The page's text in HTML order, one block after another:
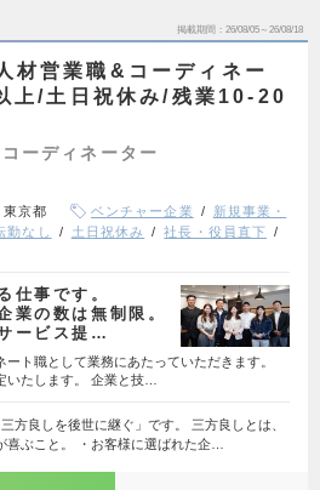
掲載期間 26/08/05～26/08/18
材営業職&コーディネー
上/土日祝休み/残業10-20
ーディネーター
東京都 ベンチャー企業
新規事業・
勤なし 土日祝休み
社長・役員直下
仕事です。
業の数は無制限。
ービス提…
ト職として業務にあたっていただきます。
いたします。 企業と技…
方良しを後世に継ぐ」です。 三方良しとは、
喜ぶこと。 ・お客様に選ばれた企…